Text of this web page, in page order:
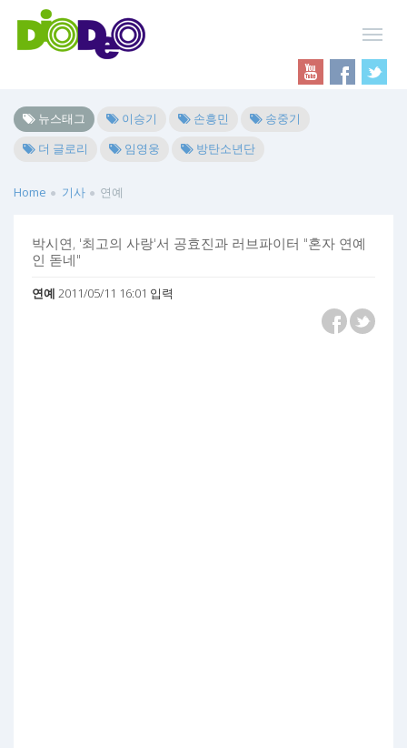
뉴스태그 이승기 손흥민
송중기
더 글로리
임영웅 방탄소년단
Home 기사 연예
박시연, '최고의 사랑'서 공효진과 러브파이터 "혼자 연예
인 돋네"
연예 2011/05/11 16:01 입력